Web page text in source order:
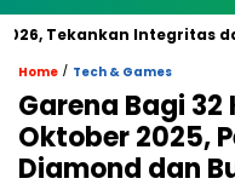
Tekankan Integritas dan
Home / Tech & Games
Garena Bagi 32
Oktober 2025,
Diamond dan